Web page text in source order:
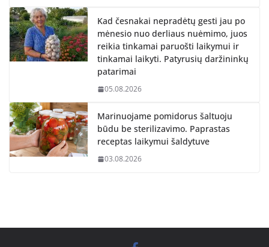
Kad česnakai nepradėtų gesti jau po
mėnesio nuo derliaus nuėmimo, juos
reikia tinkamai paruošti laikymui ir
tinkamai laikyti. Patyrusių daržininkų
patarimai
05.08.2026
Marinuojame pomidorus šaltuoju
būdu be sterilizavimo. Paprastas
receptas laikymui šaldytuve
03.08.2026